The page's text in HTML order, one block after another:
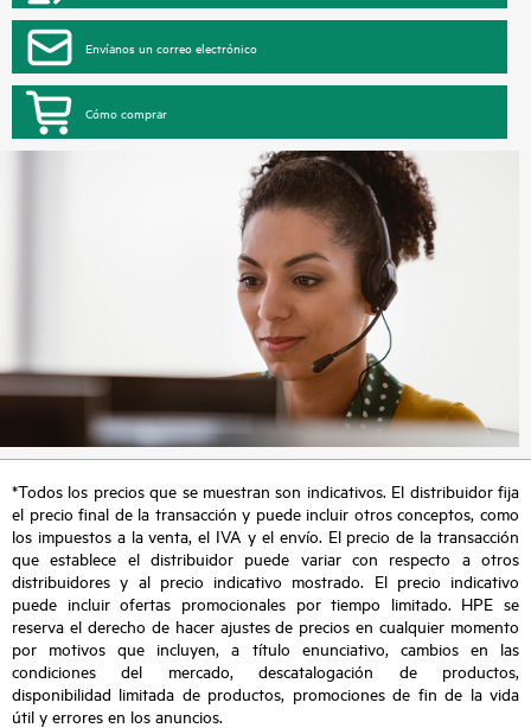
Envíanos un correo electrónico
Cómo comprar
*Todos los precios que se muestran son indicativos. El distribuidor fija
el precio final de la transacción y puede incluir otros conceptos, como
los impuestos a la venta, el IVA y el envío. El precio de la transacción
que establece el distribuidor puede variar con respecto a otros
distribuidores y al precio indicativo mostrado. El precio indicativo
puede incluir ofertas promocionales por tiempo limitado. HPE se
reserva el derecho de hacer ajustes de precios en cualquier momento
por motivos que incluyen, a título enunciativo, cambios en las
condiciones del mercado, descatalogación de productos,
disponibilidad limitada de productos, promociones de fin de la vida
útil y errores en los anuncios.